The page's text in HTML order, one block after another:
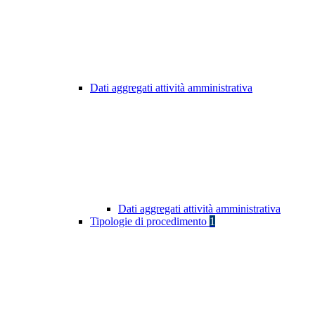
Dati aggregati attività amministrativa
Dati aggregati attività amministrativa
Tipologie di procedimento 1